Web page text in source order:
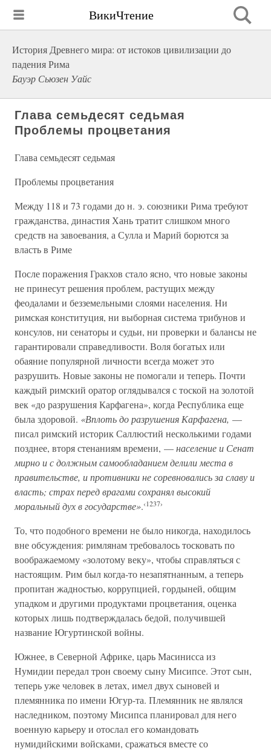
ВикиЧтение
История Древнего мира: от истоков цивилизации до
падения Рима
Бауэр Сьюзен Уайс
Глава семьдесят седьмая
Проблемы процветания
Глава семьдесят седьмая
Проблемы процветания
Между 118 и 73 годами до н. э. союзники Рима требуют
гражданства, династия Хань тратит слишком много
средств на завоевания, а Сулла и Марий борются за
власть в Риме
После поражения Гракхов стало ясно, что новые законы
не принесут решения проблем, растущих между
феодалами и безземельными слоями населения. Ни
римская конституция, ни выборная система трибунов и
консулов, ни сенаторы и судьи, ни проверки и балансы не
гарантировали справедливости. Воля богатых или
обаяние популярной личности всегда может это
разрушить. Новые законы не помогали и теперь. Почти
каждый римский оратор оглядывался с тоской на золотой
век «до разрушения Карфагена», когда Республика еще
была здоровой. «Вплоть до разрушения Карфагена, —
писал римский историк Саллюстий несколькими годами
позднее, вторя стенаниям времени, —население и Сенат
мирно и с должным самообладанием делили места в
правительстве, и противники не соревновались за славу и
власть; страх перед врагами сохранял высокий
моральный дух в государстве».‹1237›
То, что подобного времени не было никогда, находилось
вне обсуждения: римлянам требовалось тосковать по
воображаемому «золотому веку», чтобы справляться с
настоящим. Рим был когда-то незапятнанным, а теперь
пропитан жадностью, коррупцией, гордыней, общим
упадком и другими продуктами процветания, оценка
которых лишь подтверждалась бедой, получившей
название Югуртинской войны.
Южнее, в Северной Африке, царь Масинисса из
Нумидии передал трон своему сыну Мисипсе. Этот сын,
теперь уже человек в летах, имел двух сыновей и
племянника по имени Югур-та. Племянник не являлся
наследником, поэтому Мисипса планировал для него
военную карьеру и отослал его командовать
нумидийскими войсками, сражаться вместе со